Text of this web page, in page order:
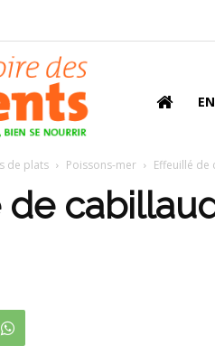
de plats Poissons-mer Effeuillé de
de